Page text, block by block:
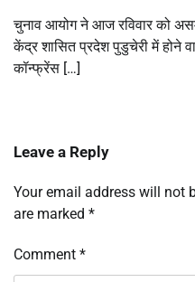
चुनाव आयोग ने आज रविवार को
केंद्र शासित प्रदेश पुडुचेरी में होने
कॉन्फ्रेंस […]
Leave a Reply
Your email address will not
are marked *
Comment *